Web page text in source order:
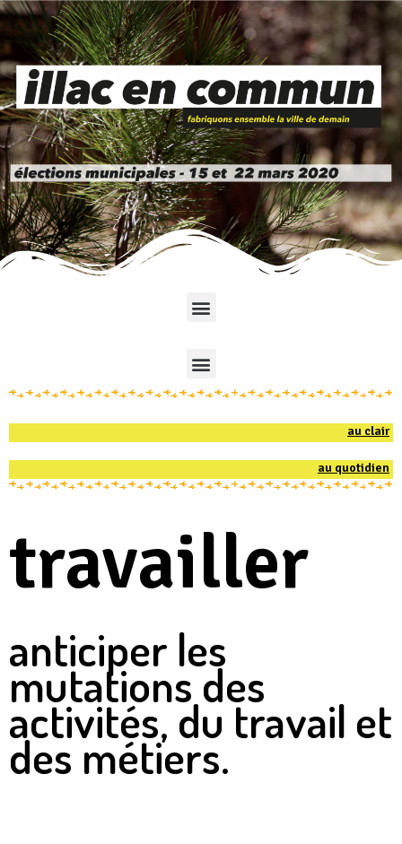
Menu
Menu
au clair
au quotidien
travailler
anticiper les
mutations des
activités, du travail et
des métiers.